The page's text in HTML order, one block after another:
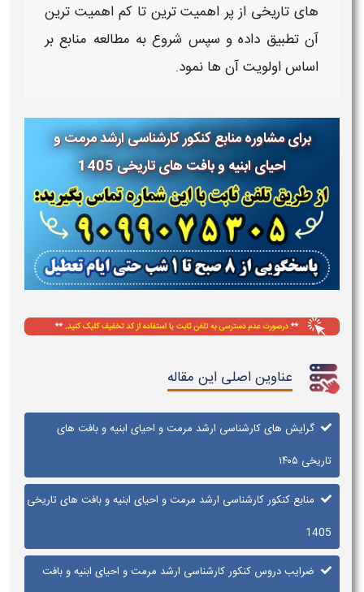
های تاریخی از پر اهمیت ترین تا کم اهمیت ترین
آن تطبیق داده و سپس شروع به مطالعه منابعبر
اساس اولویت آن ها نمود.
برای مشاوره منابع کنکور کارشناسی ارشد مرمت و
احیای ابنیه و بافت های تاریخی 1405
عناوین اصلی این مقاله
گرایش های کارشناسی ارشد مرمت و احیای ابنیه و بافت های
تاریخی ۱۴۰۵
منابع کنکور کارشناسی ارشد مرمت و احیای ابنیه و بافت های تاریخی
1405
ضرایب دروس کنکور کارشناسی ارشد مرمت و احیای ابنیه و بافت